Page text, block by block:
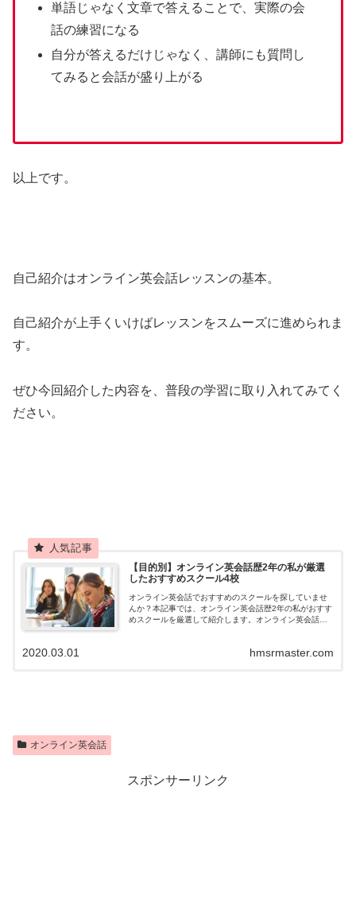
単語じゃなく文章で答えることで、実際の会
話の練習になる
自分が答えるだけじゃなく、講師にも質問し
てみると会話が盛り上がる
以上です。
自己紹介はオンライン英会話レッスンの基本。
自己紹介が上手くいけばレッスンをスムーズに進められま
す。
ぜひ今回紹介した内容を、普段の学習に取り入れてみてく
ださい。
【目的別】オンライン英会話歴2年の私が厳選
したおすすめスクール4校
オンライン英会話でおすすめのスクールを探していませ
んか？本記事では、オンライン英会話歴2年の私がおすす
めスクールを厳選して紹介します。オンライン英会話で
hmsrmaster.com
2020.03.01
オンライン英会話
スポンサーリンク